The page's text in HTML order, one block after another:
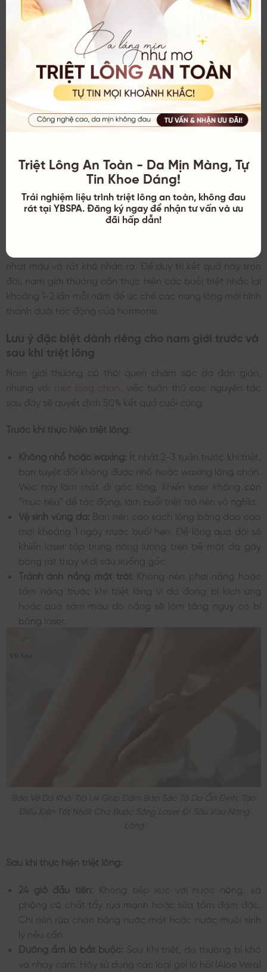
Nắm Rõ Các Giai Đoạn Anagen, Catagen Và Telogen Giúp
Bạn Hiểu Tại Sao Việc Đi Đúng Liệu Trình Lại Quan Trọng Đến
Công nghệ triệt lông chỉ tác động được vào những sợi
lông ở giai đoạn Anagen. Do đó, bạn không bao giờ có
thể sạch lông chỉ sau 1 buổi. Sau khi kết thúc liệu trình,
khoảng 80-95% lông sẽ không mọc lại.
Những sợi còn lại nếu có mọc sẽ ở dạng lông tơ, mảnh,
nhạt màu và rất khó nhận ra. Để duy trì kết quả này trọn
đời, nam giới thường cần thực hiện các buổi triệt nhắc lại
khoảng 1-2 lần mỗi năm để ức chế các nang lông mới hình
thành dưới tác động của hormone.
Lưu ý đặc biệt dành riêng cho nam giới trước và
sau khi triệt lông
Nam giới thường có thói quen chăm sóc da đơn giản,
nhưng với
, việc tuân thủ các nguyên tắc
sau đây sẽ quyết định 50% kết quả cuối cùng.
Trước khi thực hiện triệt lông:
Không nhổ hoặc waxing:
Ít nhất 2-3 tuần trước khi triệt,
bạn tuyệt đối không được nhổ hoặc waxing lông chân.
Việc này làm mất đi gốc lông, khiến laser không còn
“mục tiêu” để tác động, làm buổi triệt trở nên vô nghĩa.
Vệ sinh vùng da: Bạn nên cạo sạch lông bằng dao cạo
mới khoảng 1 ngày trước buổi hẹn. Để lông quá dài sẽ
khiến laser tập trung năng lượng trên bề mặt da gây
bỏng rát thay vì đi sâu xuống gốc.
Tránh ánh nắng mặt trời:
Không nên phơi nắng hoặc
tắm nắng trước khi triệt lông vì da đang bị kích ứng
hoặc quá sậm màu do nắng sẽ làm tăng nguy cơ bị
bỏng laser.
Bảo Vệ Da Khỏi Tia Uv Giúp Đảm Bảo Sắc Tố Da Ổn Định, Tạo
Điều Kiện Tốt Nhất Cho Bước Sóng Laser Đi Sâu Vào Nang
Sau khi thực hiện triệt lông:
24 giờ đầu tiên:
Không tiếp xúc với nước nóng, xà
phòng có chất tẩy rửa mạnh hoặc sữa tắm đậm đặc.
Chỉ nên rửa chân bằng nước mát hoặc nước muối sinh
lý nếu cần.
Dưỡng ẩm là bắt buộc: Sau khi triệt, da thường bị khô
và nhạy cảm. Hãy sử dụng các loại gel lô hội (Aloe Vera)
Triệt Lông An Toàn - Da Mịn Màng, Tự
Tin Khoe Dáng!
Trải nghiệm liệu trình triệt lông an toàn, không đau
rát tại YBSPA. Đăng ký ngay để nhận tư vấn và ưu
đãi hấp dẫn!